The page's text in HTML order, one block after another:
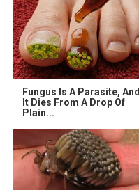
Fungus Is A Parasite, And
It Dies From A Drop Of
Plain...